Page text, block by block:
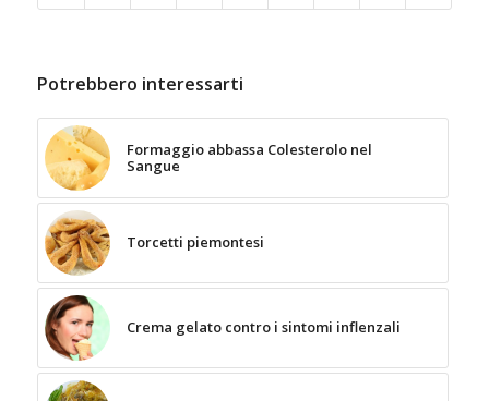
Potrebbero interessarti
Formaggio abbassa Colesterolo nel
Sangue
Torcetti piemontesi
Crema gelato contro i sintomi inflenzali